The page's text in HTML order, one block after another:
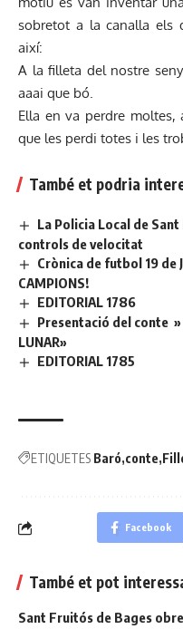
sobretot a la canalla els
així:
A la filleta del nostre
aaai que bó.
Ella en va perdre
que les perdi totes i les
També et podria
La Policia Local de
controls de velocitat
Crònica de futbol 19 de
CAMPIONS!
EDITORIAL 1786
Presentació del conte
LUNAR»
EDITORIAL 1785
ETIQUETES Baró conte
Facebook
També et pot
Sant Fruitós de Bages